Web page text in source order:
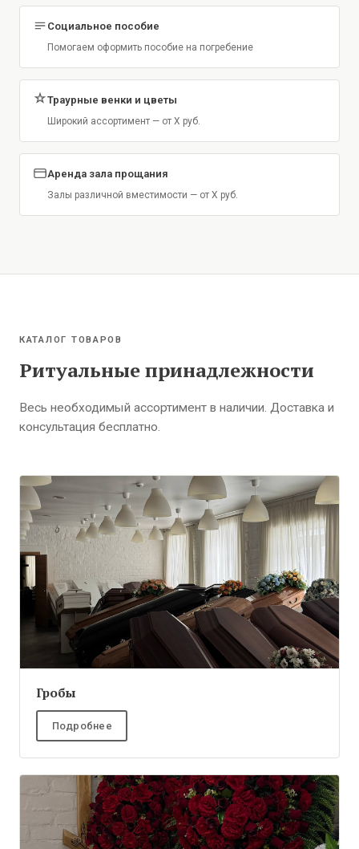
Социальное пособие
Помогаем оформить пособие на погребение
Траурные венки и цветы
Широкий ассортимент — от X руб.
Аренда зала прощания
Залы различной вместимости — от X руб.
КАТАЛОГ ТОВАРОВ
Ритуальные принадлежности
Весь необходимый ассортимент в наличии. Доставка и
консультация бесплатно.
Гробы
Подробнее